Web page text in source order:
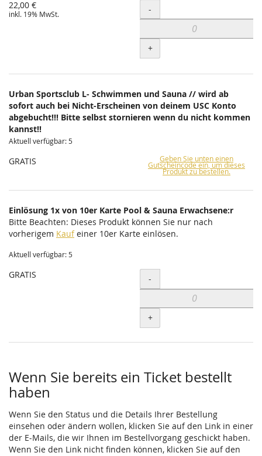
22,00 €
inkl. 19% MwSt. Menge
-
+
Urban Sportsclub L- Schwimmen und Sauna // wird ab
sofort auch bei Nicht-Erscheinen von deinem USC Konto
abgebucht!!! Bitte selbst stornieren wenn du nicht kommen
kannst!!
Aktuell verfügbar: 5
GRATIS Geben Sie unten einen
Gutscheincode ein, um dieses
Produkt zu bestellen.
Einlösung 1x von 10er Karte Pool & Sauna Erwachsene:r
Bitte Beachten: Dieses Produkt können Sie nur nach
vorherigem Kaufeiner 10er Karte einlösen.
Aktuell verfügbar: 5
GRATIS Menge
-
+
Wenn Sie bereits ein Ticket bestellt
haben
Wenn Sie den Status und die Details Ihrer Bestellung
einsehen oder ändern wollen, klicken Sie auf den Link in einer
der E-Mails, die wir Ihnen im Bestellvorgang geschickt haben.
Wenn Sie den Link nicht finden können, klicken Sie auf den